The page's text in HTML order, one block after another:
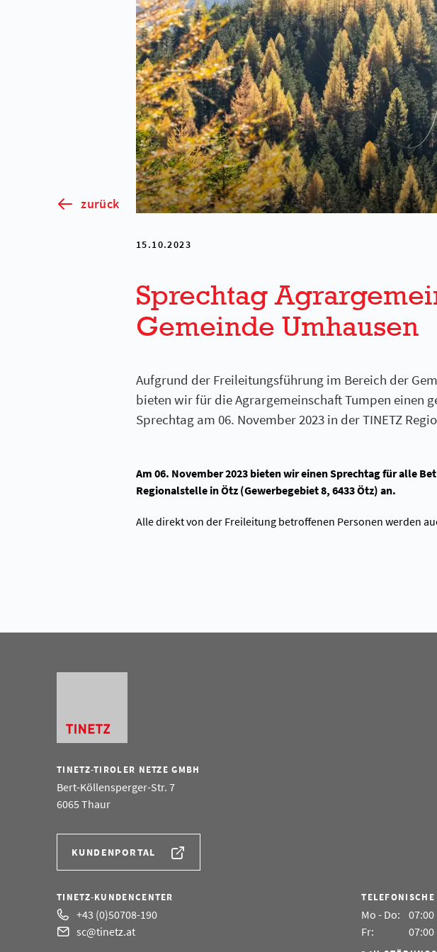
zurück
15.10.2023
Sprechtag
Gemeinde Umhausen
Aufgrund der Freileitungsführung im Bereich der
bieten wir für die Agrargemeinschaft Tumpen einen
Sprechtag am 06. November 2023 in der TINETZ
Am 06. November 2023 bieten wir einen Sprechtag für alle
Regionalstelle in Ötz (Gewerbegebiet 8, 6433 Ötz) an.
Alle direkt von der Freileitung betroffenen Personen werden
TINETZ-TIROLER NETZE GMBH
Bert-Köllensperger-Str. 7
6065 Thaur
KUNDENPORTAL
TINETZ-KUNDENCENTER
+43 (0)50708-190
sc@tinetz.at
Mo - Do:
Fr: